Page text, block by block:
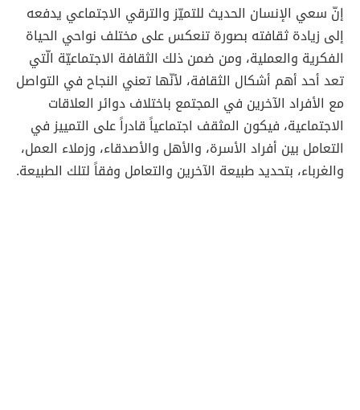
إنّ سعي الإنسان الحديث للتميّز والترقي الاجتماعي يدفعه
إلى زيادة ثقافته بصورة تنعكس على مختلف نواحي الحياة
الفكرية والعملية، ومن ضمن ذلك الثقافة الاجتماعيّة الّتي
تعد أحد أهم أشكال الثقافة، لأنّها تعني النجاح في التواصل
مع الأفراد الآخرين في المجتمع باختلاف دوائر العلاقات
الاجتماعية، فيكون المثقف اجتماعياً قادراً على التمييز في
التعامل بين أفراد الأسرة، والأهل والأصدقاء، وزملاء العمل،
والغرباء، بتحديد طبيعة الآخرين والتعامل وفقاً لتلك الطبيعة.